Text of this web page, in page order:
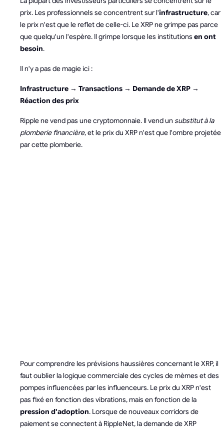
prix. Les professionnels se concentrent sur l'infrastructure, car
le prix n'est que le reflet de celle-ci. Le XRP ne grimpe pas parce
que quelqu'un l'espère. Il grimpe lorsque les institutions en ont
besoin.
Il n'y a pas de magie ici :
Infrastructure → Transactions → Demande de XRP →
Réaction des prix
Ripple ne vend pas une cryptomonnaie. Il vend un substitut à la
plomberie financière, et le prix du XRP n'est que l'ombre projetée
par cette plomberie.
Pour comprendre les prévisions haussières concernant le XRP, il
faut oublier la logique commerciale des cycles de mèmes et des
pompes influencées par les influenceurs. Le prix du XRP n'est
pas fixé en fonction des vibrations, mais en fonction de la
pression d'adoption. Lorsque de nouveaux corridors de
paiement se connectent à RippleNet, la demande de XRP